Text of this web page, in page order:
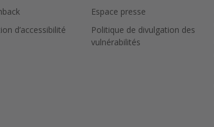
d’accessibilité
Espace presse
Politique de divulgation des
vulnérabilités